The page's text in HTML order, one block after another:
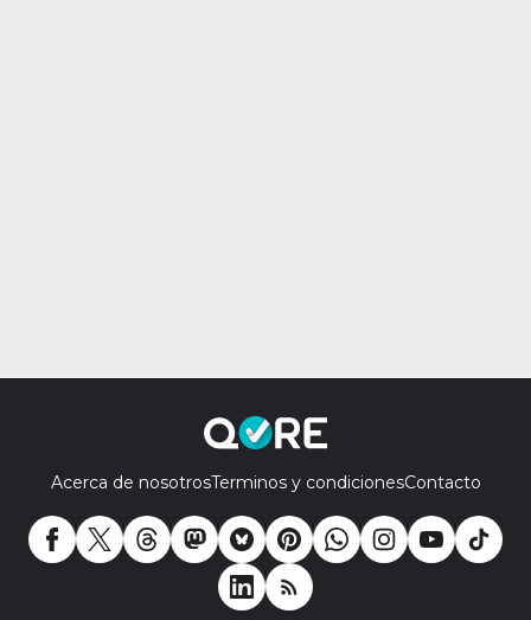
Acerca de nosotrosTerminos y condicionesContacto